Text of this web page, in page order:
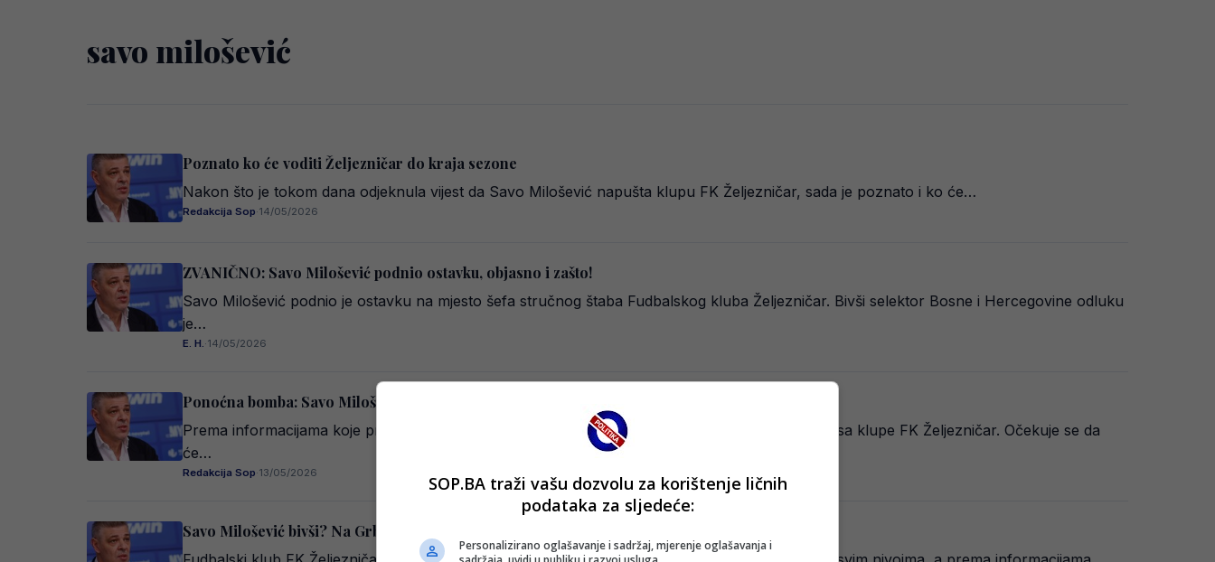
savo milošević
Poznato ko će voditi Željezničar do kraja sezone
Nakon što je tokom dana odjeknula vijest da Savo Milošević napušta klupu FK Željezničar, sada je poznato i ko će…
Redakcija Sop·14/05/2026
ZVANIČNO: Savo Milošević podnio ostavku, objasno i zašto!
Savo Milošević podnio je ostavku na mjesto šefa stručnog štaba Fudbalskog kluba Željezničar. Bivši selektor Bosne i Hercegovine odluku
je…
E. H.·14/05/2026
Ponoćna bomba: Savo Milošević sutra odlazi iz Željezničara, za njim i Sanin Mirvić?
Prema informacijama koje prenosi portal Sportske.ba, Savo Milošević nalazi se pred odlaskom sa klupe FK Željezničar. Očekuje se da
će…
Redakcija Sop·13/05/2026
Savo Milošević bivši? Na Grbavicu iz Hrvatske stižu i sportski direktor i trener?
SOP.BA traži vašu dozvolu za korištenje ličnih
podataka za sljedeće:
Personalizirano oglašavanje i sadržaj, mjerenje oglašavanja i